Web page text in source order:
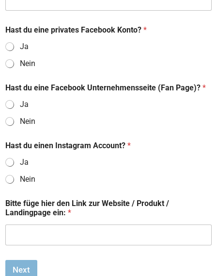
Hast du eine privates Facebook Konto? *
Ja
Nein
Hast du eine Facebook Unternehmensseite (Fan Page)? *
Ja
Nein
Hast du einen Instagram Account? *
Ja
Nein
Bitte füge hier den Link zur Website / Produkt /
Landingpage ein: *
Next